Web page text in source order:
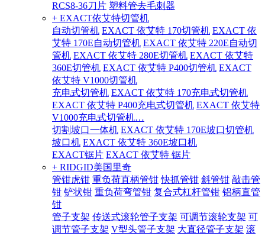
RCS8-36刀片 塑料管去毛刺器
+ EXACT依艾特切管机
自动切管机 EXACT 依艾特 170切管机 EXACT 依
艾特 170E自动切管机 EXACT 依艾特 220E自动切
管机 EXACT 依艾特 280E切管机 EXACT 依艾特
360E切管机 EXACT 依艾特 P400切管机 EXACT
依艾特 V1000切管机
充电式切管机 EXACT 依艾特 170充电式切管机
EXACT 依艾特 P400充电式切管机 EXACT 依艾特
V1000充电式切管机…
切割坡口一体机 EXACT 依艾特 170E坡口切管机
坡口机 EXACT 依艾特 360E坡口机
EXACT锯片 EXACT 依艾特 锯片
+ RIDGID美国里奇
管钳虎钳 重负荷直柄管钳 快抓管钳 斜管钳 敲击管
钳 铲状钳 重负荷弯管钳 复合式杠杆管钳 铝柄直管
钳
管子支架 传送式滚轮管子支架 可调节滚轮支架 可
调节管子支架 V型头管子支架 大直径管子支架 滚